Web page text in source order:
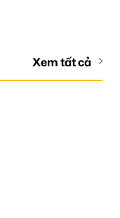
Xem tất cả